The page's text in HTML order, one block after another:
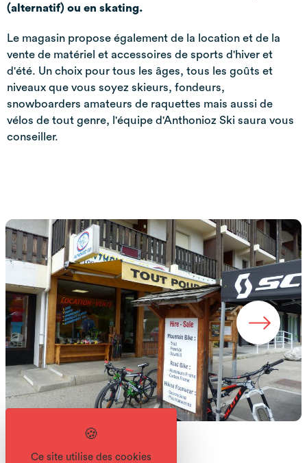
(alternatif) ou en skating.
Le magasin propose également de la location et de la
vente de matériel et accessoires de sports d'hiver et
d'été. Un choix pour tous les âges, tous les goûts et
niveaux que vous soyez skieurs, fondeurs,
snowboarders amateurs de raquettes mais aussi de
vélos de tout genre, l'équipe d'Anthonioz Ski saura vous
conseiller.
Ce site utilise des cookies